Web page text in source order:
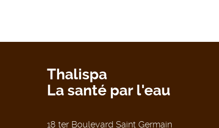
Thalispa
La santé par l'eau
18 ter Boulevard Saint Germain